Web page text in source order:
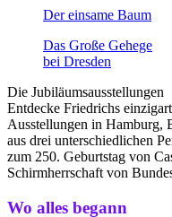
Der einsame Baum
Das Große Gehege
bei Dresden
Die Jubiläums­ausstellungen
Entdecke Friedrichs
Ausstellungen in Hamburg,
aus drei unterschiedlichen
zum 250. Geburtstag von
Schirmherrschaft von
Wo alles begann